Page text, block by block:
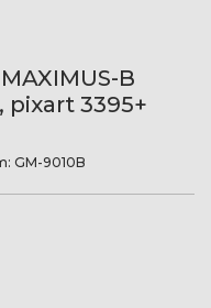
B
3395+
GM-9010B